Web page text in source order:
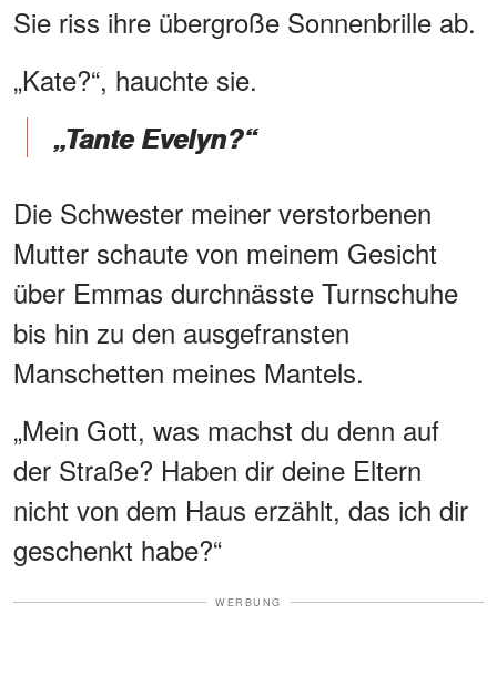
Sie riss ihre übergroße Sonnenbrille ab.
„Kate?“, hauchte sie.
„Tante Evelyn?“
Die Schwester meiner verstorbenen
Mutter schaute von meinem Gesicht
über Emmas durchnässte Turnschuhe
bis hin zu den ausgefransten
Manschetten meines Mantels.
„Mein Gott, was machst du denn auf
der Straße? Haben dir deine Eltern
nicht von dem Haus erzählt, das ich dir
geschenkt habe?“
WERBUNG